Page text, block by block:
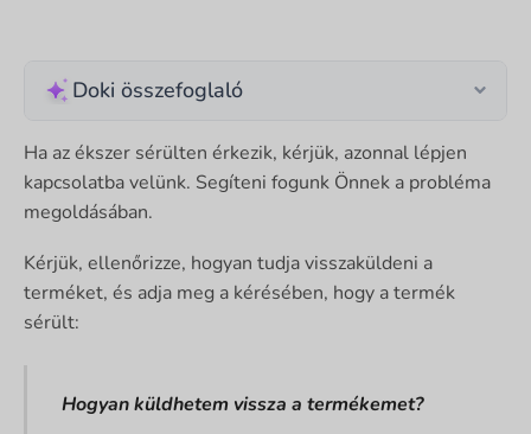
Doki összefoglaló
Ha az ékszer sérülten érkezik, kérjük, azonnal lépjen
kapcsolatba velünk. Segíteni fogunk Önnek a probléma
megoldásában.
Kérjük, ellenőrizze, hogyan tudja visszaküldeni a
terméket, és adja meg a kérésében, hogy a termék
sérült:
Hogyan küldhetem vissza a termékemet?